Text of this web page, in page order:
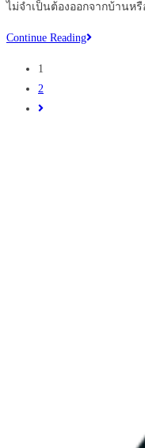
ไม่จำเป็นต้องออกจากบ้านห
Continue Reading5
1
2
Go